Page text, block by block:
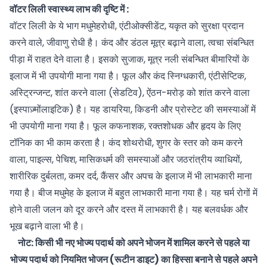
वॉटर लिली स्वास्थ्य लाभ की दृष्टि में :
वॉटर लिली के ये भाग मधुमेहरोधी, एंटीओक्सीडेंट, यकृत को सुरक्षा प्रदान
करने वाले, जीवाणु रोधी है। कंद और डंठल मूत्र बढ़ाने वाला, त्वचा संबन्धित
पीड़ा में राहत देने वाला है। इसको सुजाक, मूत्र नली संबन्धित बीमारियों के
इलाज में भी उपयोगी माना गया है। फूल और कंद स्निग्धकारी, एंटीसेप्टिक,
अस्ट्रिन्जन्ट, शांत करने वाला (सेडटिव), ऐंठन-मरोड़ को शांत करने वाला
(इस्पाज़्मोंलाइटिक) है। यह डायरिया, किडनी और प्रोस्टेट की समस्याओं में
भी उपयोगी माना गया है। फूल कफनाशक, रक्तशोधक और हृदय के लिए
टॉनिक का भी काम करता है। कंद शोथरोधी, शुगर के स्तर को कम करने
वाला, पाइल्स, पेचिश, मासिकधर्म की समस्याओं और जठरांत्रीय व्याधियों,
शारीरिक दुर्बलता, कमर दर्द, कैंसर और अपच के इलाज में भी लाभकारी माना
गया है। बीजमधुमेहके इलाज में बहुत लाभकारी माना गया है। यह चर्म रोगों में
होने वाली जलन को दूर करने और दस्त में लाभकारी है। यह बलवर्धक और
भूख बढ़ाने वाला भी है।
नोट: किसी भी नए भोज्य पदार्थ को अपने भोजन में शामिल करने से पहले या
भोज्य पदार्थ को नियमित भोजन (रूटीन डाइट) का हिस्सा बनाने से पहले अपने